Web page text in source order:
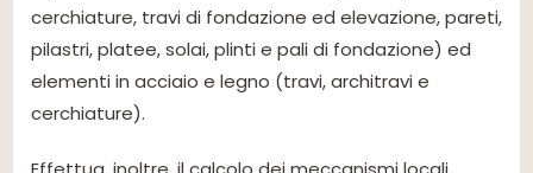
cerchiature, travi di fondazione ed elevazione, pareti,
pilastri, platee, solai, plinti e pali di fondazione) ed
elementi in acciaio e legno (travi, architravi e
cerchiature).